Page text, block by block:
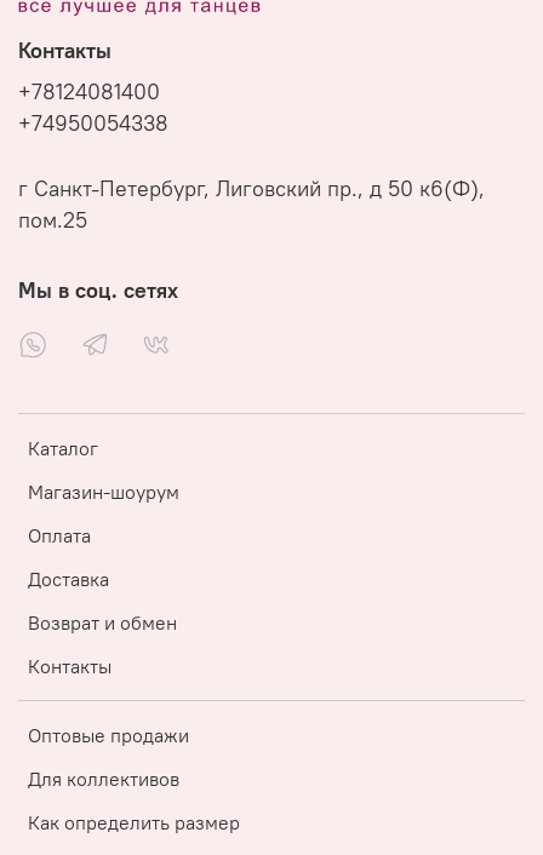
Каталог
Магазин-шоурум
Оплата
Доставка
Возврат и обмен
Контакты
Оптовые продажи
Для коллективов
Как определить размер
Контакты
+78124081400
+74950054338
г Санкт-Петербург, Лиговский пр., д 50 к6(Ф),
пом.25
Мы в соц. сетях